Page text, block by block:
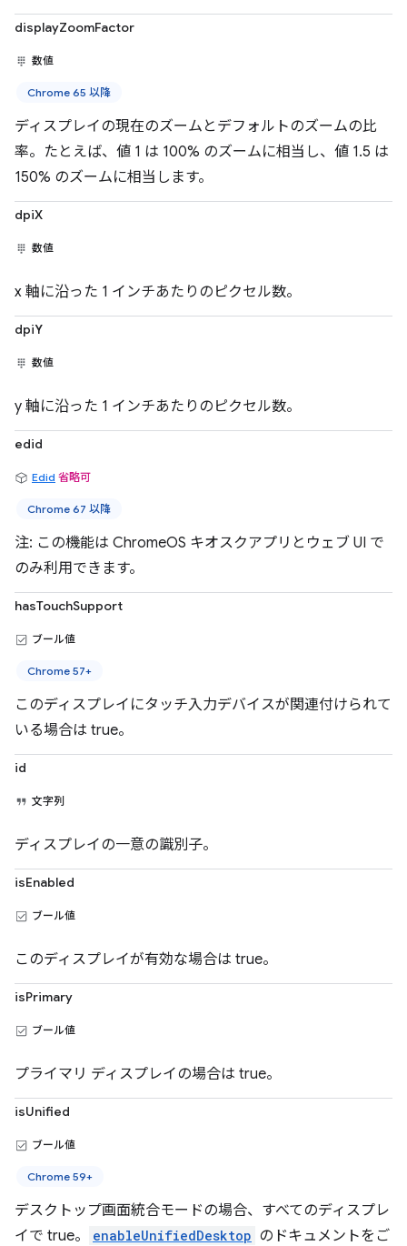
displayZoomFactor
数値
Chrome 65 以降
ディスプレイの現在のズームとデフォルトのズームの比
率。たとえば、値 1 は 100% のズームに相当し、値 1.5 は
150% のズームに相当します。
dpiX
数値
x 軸に沿った 1 インチあたりのピクセル数。
dpiY
数値
y 軸に沿った 1 インチあたりのピクセル数。
edid
Edid 省略可
Chrome 67 以降
注: この機能は ChromeOS キオスクアプリとウェブ UI で
のみ利用できます。
hasTouchSupport
ブール値
Chrome 57+
このディスプレイにタッチ入力デバイスが関連付けられて
いる場合は true。
id
文字列
ディスプレイの一意の識別子。
isEnabled
ブール値
このディスプレイが有効な場合は true。
isPrimary
ブール値
プライマリ ディスプレイの場合は true。
isUnified
ブール値
Chrome 59+
デスクトップ画面統合モードの場合、すべてのディスプレ
イで true。
enableUnifiedDesktop のドキュメントをご